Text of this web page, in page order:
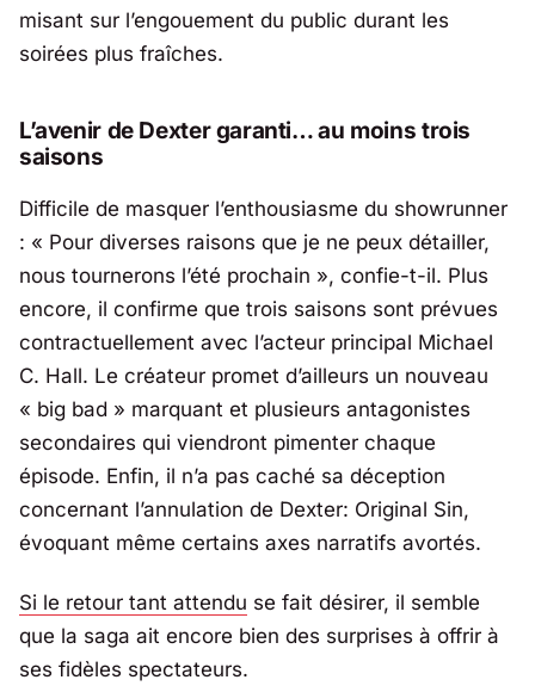
misant sur l’engouement du public durant les
soirées plus fraîches.
L’avenir de Dexter garanti… au moins trois
saisons
Difficile de masquer l’enthousiasme du showrunner
: « Pour diverses raisons que je ne peux détailler,
nous tournerons l’été prochain », confie-t-il. Plus
encore, il confirme que trois saisons sont prévues
contractuellement avec l’acteur principal Michael
C. Hall. Le créateur promet d’ailleurs un nouveau
« big bad » marquant et plusieurs antagonistes
secondaires qui viendront pimenter chaque
épisode. Enfin, il n’a pas caché sa déception
concernant l’annulation de Dexter: Original Sin,
évoquant même certains axes narratifs avortés.
Si le retour tant attendu se fait désirer, il semble
que la saga ait encore bien des surprises à offrir à
ses fidèles spectateurs.